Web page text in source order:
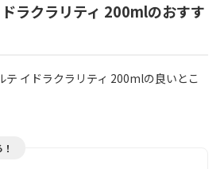
ラクラリティ 200mlのおすす
テ イドラクラリティ 200mlの良いとこ